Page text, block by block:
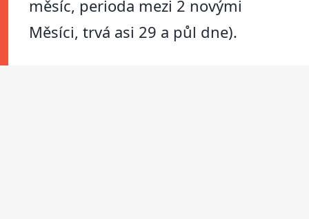
měsíc, perioda mezi 2 novými
Měsíci, trvá asi 29 a půl dne).